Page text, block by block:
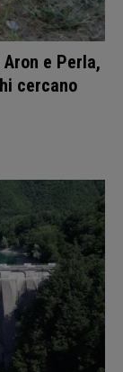
e Perla,
cercano